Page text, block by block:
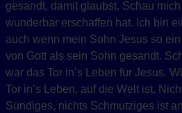
gesandt, damit glaubst. Schau
wunderbar erschaffen hat. Ich bin
auch wenn mein Sohn Jesus so
von Gott als sein Sohn gesandt.
war das Tor in’s Leben für Jesus.
Tor in’s Leben, auf die Welt ist.
Sündiges, nichts Schmutziges ist